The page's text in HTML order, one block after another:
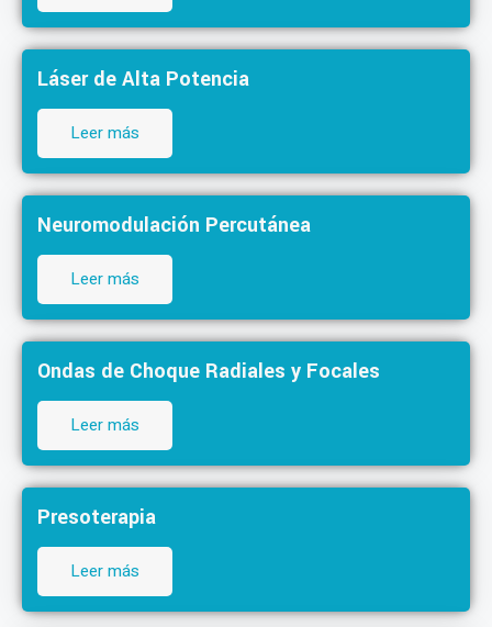
Láser de Alta Potencia
Leer más
Neuromodulación Percutánea
Leer más
Ondas de Choque Radiales y Focales
Leer más
Presoterapia
Leer más